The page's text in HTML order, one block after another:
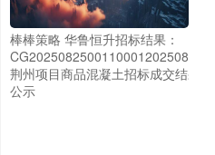
棒棒策略 华鲁恒升招标结果：
CG202508250011000120250825
荆州项目商品混凝土招标成交结果
公示